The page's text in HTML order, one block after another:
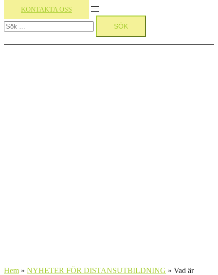
KONTAKTA OSS
Slå
på/av
meny
Sök
efter:
Hem » NYHETER FÖR DISTANSUTBILDNING » Vad är